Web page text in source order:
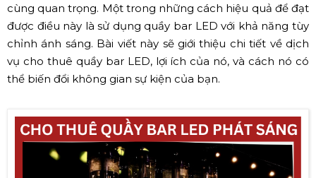
cùng quan trọng. Một trong những cách hiệu quả để đạt
được điều này là sử dụng quầy bar LED với khả năng tùy
chỉnh ánh sáng. Bài viết này sẽ giới thiệu chi tiết về dịch
vụ cho thuê quầy bar LED, lợi ích của nó, và cách nó có
thể biến đổi không gian sự kiện của bạn.